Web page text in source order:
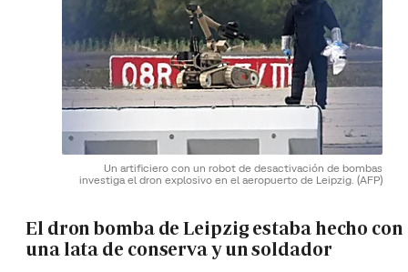
Un artificiero con un robot de desactivación de bombas
investiga el dron explosivo en el aeropuerto de Leipzig. (AFP)
El dron bomba de Leipzig estaba hecho con
una lata de conserva y un soldador